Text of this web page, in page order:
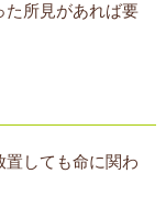
た所見があれば要
置しても命に関わ